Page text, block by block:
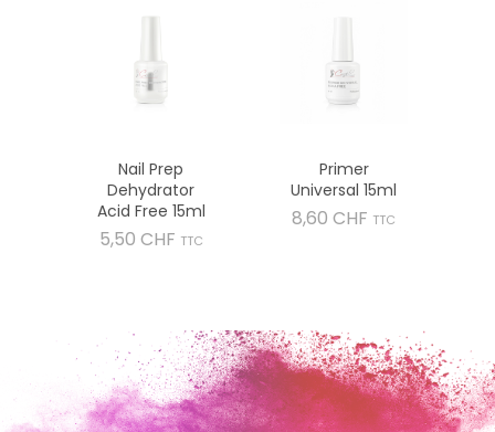
Nail Prep
Dehydrator
Acid Free 15ml
5,50 CHF Prix
TTC
Primer
Universal 15ml
8,60 CHF Prix
TTC